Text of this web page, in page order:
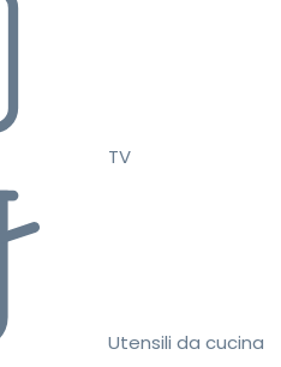
TV
Utensili da cucina